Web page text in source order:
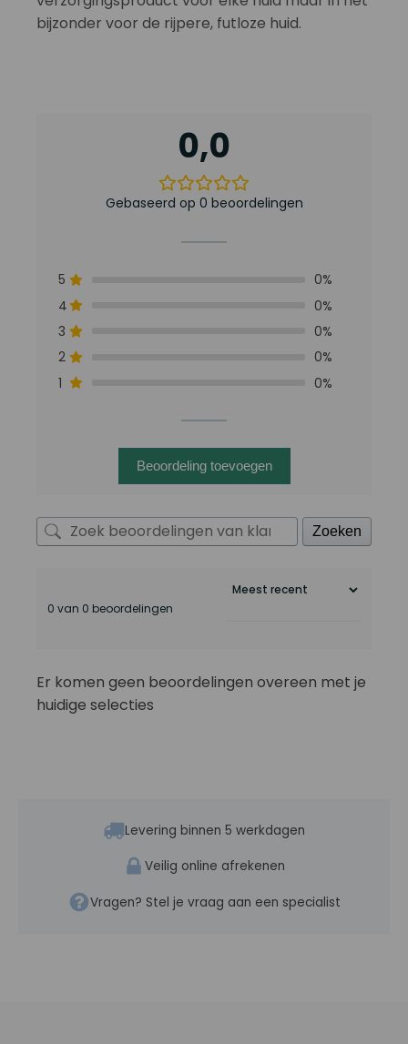
bijzonder voor de rijpere, futloze huid.
0,0
Gebaseerd op 0 beoordelingen
5
0%
4
0%
3
0%
2
0%
1
0%
Beoordeling toevoegen
Zoeken
0 van 0 beoordelingen
Er komen geen beoordelingen overeen met je
huidige selecties
Levering binnen 5 werkdagen
Veilig online afrekenen
Vragen? Stel je vraag aan een specialist